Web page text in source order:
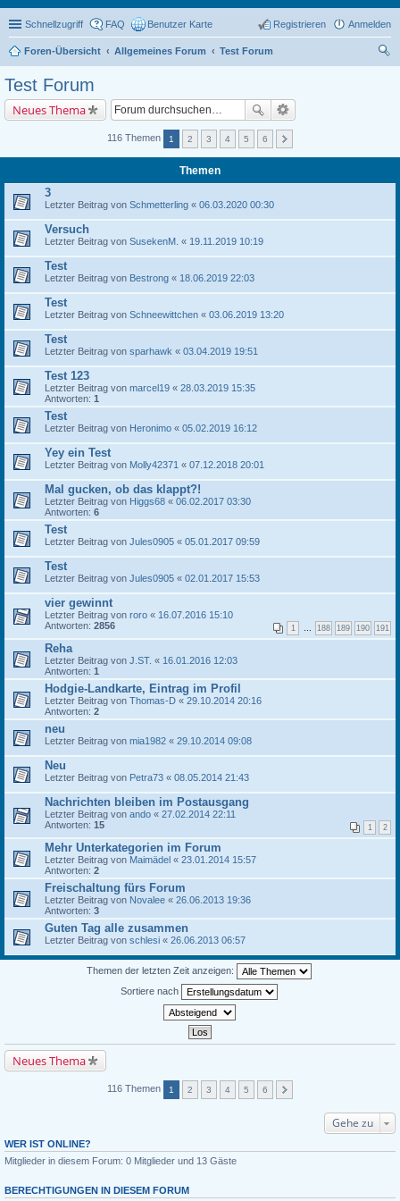
Schnellzugriff FAQ Benutzer Karte Anmelden
Registrieren
Foren-Übersicht Allgemeines Forum
Test Forum
Test Forum
Neues Thema
116 Themen 1 2 3 4 5 6
Themen
3
Letzter Beitrag von Schmetterling « 06.03.2020 00:30
Versuch
Letzter Beitrag von SusekenM. « 19.11.2019 10:19
Test
Letzter Beitrag von Bestrong « 18.06.2019 22:03
Test
Letzter Beitrag von Schneewittchen « 03.06.2019 13:20
Test
Letzter Beitrag von sparhawk « 03.04.2019 19:51
Test 123
Letzter Beitrag von marcel19 « 28.03.2019 15:35
Antworten: 1
Test
Letzter Beitrag von Heronimo « 05.02.2019 16:12
Yey ein Test
Letzter Beitrag von Molly42371 « 07.12.2018 20:01
Mal gucken, ob das klappt?!
Letzter Beitrag von Higgs68 « 06.02.2017 03:30
Antworten: 6
Test
Letzter Beitrag von Jules0905 « 05.01.2017 09:59
Test
Letzter Beitrag von Jules0905 « 02.01.2017 15:53
vier gewinnt
Letzter Beitrag von roro « 16.07.2016 15:10
Antworten: 2856 1 … 188 189 190 191
Reha
Letzter Beitrag von J.ST. « 16.01.2016 12:03
Antworten: 1
Hodgie-Landkarte, Eintrag im Profil
Letzter Beitrag von Thomas-D « 29.10.2014 20:16
Antworten: 2
neu
Letzter Beitrag von mia1982 « 29.10.2014 09:08
Neu
Letzter Beitrag von Petra73 « 08.05.2014 21:43
Nachrichten bleiben im Postausgang
Letzter Beitrag von ando « 27.02.2014 22:11
Antworten: 15 1 2
Mehr Unterkategorien im Forum
Letzter Beitrag von Maimädel « 23.01.2014 15:57
Antworten: 2
Freischaltung fürs Forum
Letzter Beitrag von Novalee « 26.06.2013 19:36
Antworten: 3
Guten Tag alle zusammen
Letzter Beitrag von schlesi « 26.06.2013 06:57
Themen der letzten Zeit anzeigen:
Sortiere nach
Neues Thema
116 Themen 1 2 3 4 5 6
Gehe zu
WER IST ONLINE?
Mitglieder in diesem Forum: 0 Mitglieder und 13 Gäste
BERECHTIGUNGEN IN DIESEM FORUM